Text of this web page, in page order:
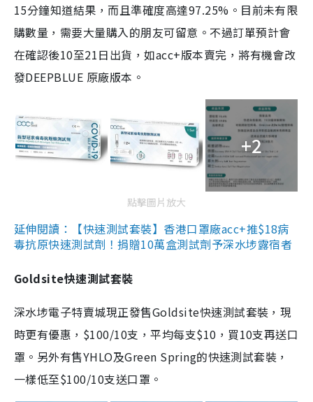
15分鐘知道結果，而且準確度高達97.25%。目前未有限
購數量，需要大量購入的朋友可留意。不過訂單預計會
在確認後10至21日出貨，如acc+版本賣完，將有機會改
發DEEPBLUE 原廠版本。
+2
點擊圖片放大
延伸閱讀：【快速測試套裝】香港口罩廠acc+推$18病
毒抗原快速測試劑！捐贈10萬盒測試劑予深水埗露宿者
Goldsite快速測試套裝
深水埗電子特賣城現正發售Goldsite快速測試套裝，現
時更有優惠，$100/10支，平均每支$10，買10支再送口
罩。另外有售YHLO及Green Spring的快速測試套裝，
一樣低至$100/10支送口罩。